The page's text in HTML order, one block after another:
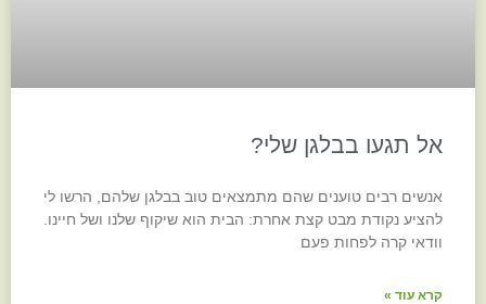
אל תגעו בבלגן שלי?
אנשים רבים טוענים שהם מתמצאים טוב בבלגן שלהם, הרשו לי
להציע נקודת מבט קצת אחרת: הבית הוא שיקוף שלנו ושל חיינו.
וודאי קרה לפחות פעם
קרא עוד »